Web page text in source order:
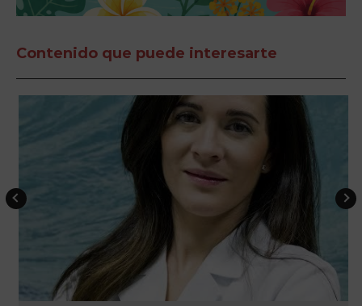
Contenido que puede interesarte